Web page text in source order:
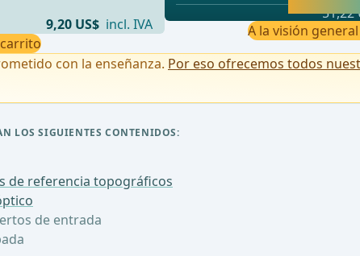
9,20 US$ incl. IVA
51,22
A la visión
con la enseñanza. Por eso ofrecemos todos
LOS SIGUIENTES CONTENIDOS:
de referencia topográficos
de entrada